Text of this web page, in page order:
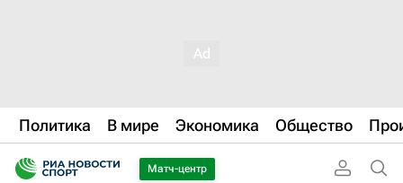
Политика В мире Экономика Общество
Матч-центр